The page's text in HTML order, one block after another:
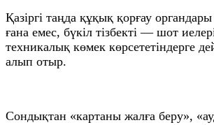
Қазіргі таңда құқық қорғау
ғана емес, бүкіл тізбекті — шот
техникалық көмек көрсететіндерге
алып отыр.
Сондықтан «картаны жалға беру»,